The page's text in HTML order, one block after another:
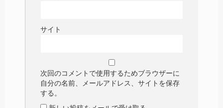
サイト
次回のコメントで使用するためブラウザーに
自分の名前、メールアドレス、サイトを保存
する。